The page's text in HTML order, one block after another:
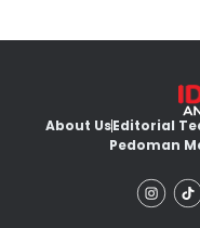
About UsEditorial
Pedoman